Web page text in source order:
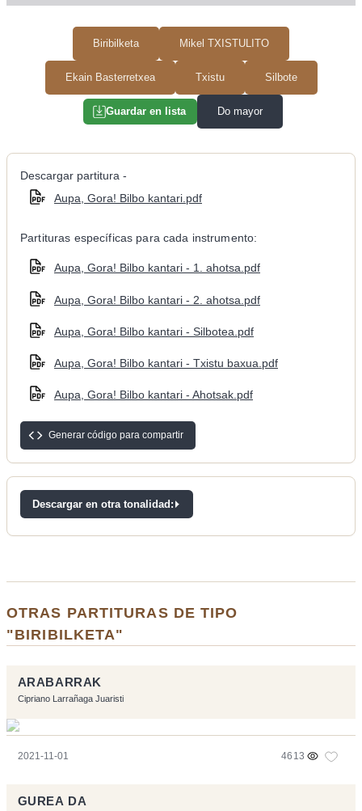
Biribilketa Mikel TXISTULITO
Ekain Basterretxea Txistu Silbote
Guardar en lista Do mayor
Descargar partitura -
Aupa, Gora! Bilbo kantari.pdf
Partituras específicas para cada instrumento:
Aupa, Gora! Bilbo kantari - 1. ahotsa.pdf
Aupa, Gora! Bilbo kantari - 2. ahotsa.pdf
Aupa, Gora! Bilbo kantari - Silbotea.pdf
Aupa, Gora! Bilbo kantari - Txistu baxua.pdf
Aupa, Gora! Bilbo kantari - Ahotsak.pdf
Generar código para compartir
Descargar en otra tonalidad:
OTRAS PARTITURAS DE TIPO
"BIRIBILKETA"
ARABARRAK
Cipriano Larrañaga Juaristi
2021-11-01 4613
GUREA DA